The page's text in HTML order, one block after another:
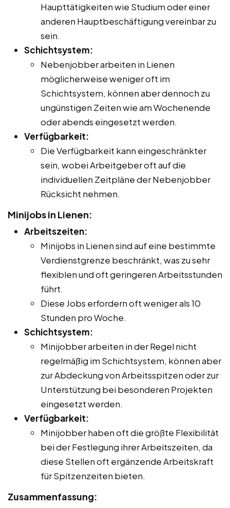
Haupttätigkeiten wie Studium oder einer
anderen Hauptbeschäftigung vereinbar zu
sein.
Schichtsystem:
Nebenjobber arbeiten in Lienen
möglicherweise weniger oft im
Schichtsystem, können aber dennoch zu
ungünstigen Zeiten wie am Wochenende
oder abends eingesetzt werden.
Verfügbarkeit:
Die Verfügbarkeit kann eingeschränkter
sein, wobei Arbeitgeber oft auf die
individuellen Zeitpläne der Nebenjobber
Rücksicht nehmen.
Minijobs in Lienen:
Arbeitszeiten:
Minijobs in Lienen sind auf eine bestimmte
Verdienstgrenze beschränkt, was zu sehr
flexiblen und oft geringeren Arbeitsstunden
führt.
Diese Jobs erfordern oft weniger als 10
Stunden pro Woche.
Schichtsystem:
Minijobber arbeiten in der Regel nicht
regelmäßig im Schichtsystem, können aber
zur Abdeckung von Arbeitsspitzen oder zur
Unterstützung bei besonderen Projekten
eingesetzt werden.
Verfügbarkeit:
Minijobber haben oft die größte Flexibilität
bei der Festlegung ihrer Arbeitszeiten, da
diese Stellen oft ergänzende Arbeitskraft
für Spitzenzeiten bieten.
Zusammenfassung: